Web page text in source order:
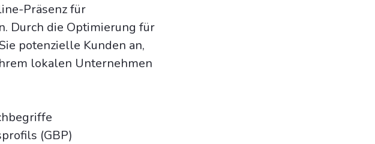
Präsenz für
Durch die Optimierung für
potenzielle Kunden an,
lokalen Unternehmen
(GBP)